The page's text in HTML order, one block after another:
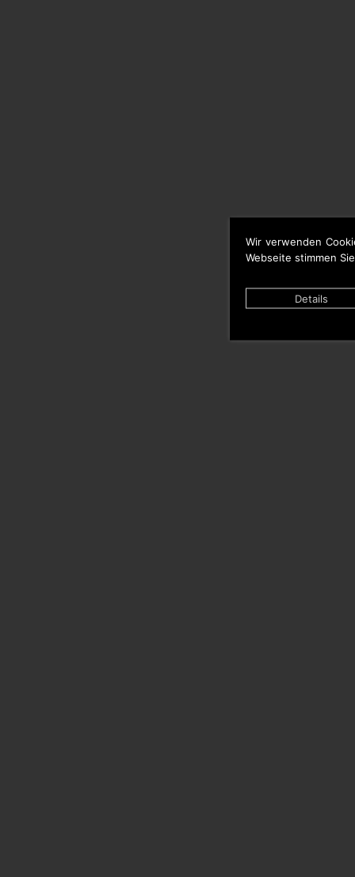
Wir verwenden
Webseite stimmen
Details